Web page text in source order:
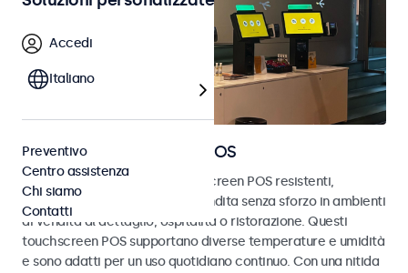
Monitor e touchscreen POS
Scopri i nostri monitor e touchscreen POS resistenti,
progettati per transazioni di vendita senza sforzo in ambienti
di vendita al dettaglio, ospitalità o ristorazione. Questi
touchscreen POS supportano diverse temperature e umidità
e sono adatti per un uso quotidiano continuo. Con una nitida
Accedi
Italiano
Preventivo
Centro assistenza
Chi siamo
Contatti